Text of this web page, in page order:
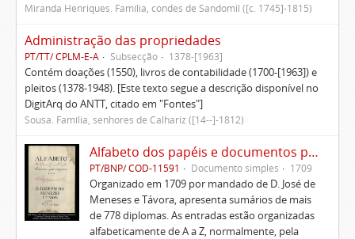
Miranda Henriques. Família, condes de Sandomil ([c. 1745]-1815)
Administração das propriedades
PT/TT/ CPLM-E-A Subsecção 1378-[1963]
Contém doações (1550), livros de contabilidade (1700-[1963]) e
pleitos (1378-1948). [Este texto segue a descrição disponível no
DigitArq do ANTT, citado em "Fontes"]
Sousa. Família, senhores de Calhariz ([14--]-1812)
Alfabeto dos papéis e documentos pertencentes à Casa de D. José de Meneses e Távora
PT/BNP/ COD-11591 Documento simples 1709
Organizado em 1709 por mandado de D. José de
Meneses e Távora, apresenta sumários de mais
de 778 diplomas. As entradas estão organizadas
alfabeticamente de A a Z, normalmente, pela